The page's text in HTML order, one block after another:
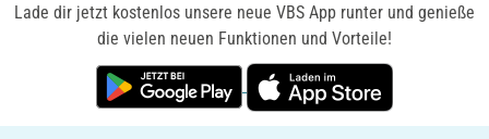
Lade dir jetzt kostenlos unsere neue VBS App runter und genieße
die vielen neuen Funktionen und Vorteile!